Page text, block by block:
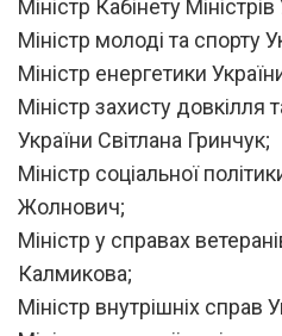
Міністр Кабінету
Міністр молоді та спорту
Міністр енергетики
Міністр захисту довкілля
України Світлана Гринчук;
Міністр соціальної
Жолнович;
Міністр у справах
Калмикова;
Міністр внутрішніх справ